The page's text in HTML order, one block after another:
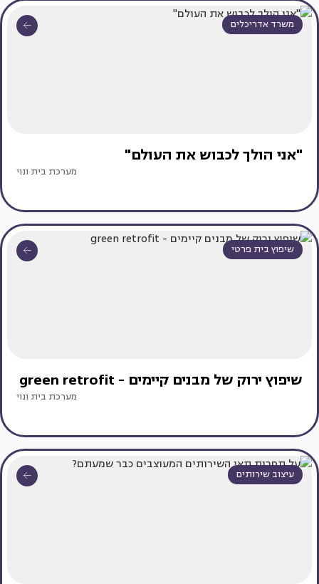
משרד אדריכלים
"אני הולך לכבוש את העולם"
מערכת בית ונוי
שיפוץ בית פרטי
שיפוץ ירוק של מבנים קיימים - green retrofit
מערכת בית ונוי
עיצוב שירותים